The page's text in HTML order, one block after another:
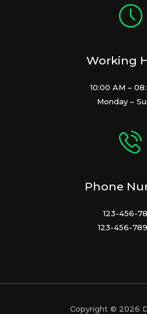
Working
10:00 AM –
Monday –
Phone
123-456-
123-456-
Copyright © 2026